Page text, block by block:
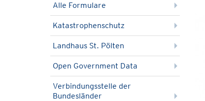
Alle Formulare
Katastrophenschutz
Landhaus St. Pölten
Open Government Data
Verbindungsstelle der
Bundesländer